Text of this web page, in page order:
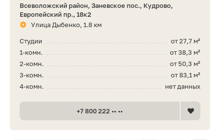
Всеволожский район, Заневское пос., Кудрово,
Европейский пр., 18к2
Улица Дыбенко, 1.8 км
от 27,7 м²
Студии
от 38,3 м²
1-комн.
от 50,3 м²
2-комн.
от 83,1 м²
3-комн.
нет данных
4-комн.
+7 800 222 •• ••